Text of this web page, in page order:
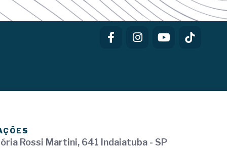
Rossi Martini, 641 Indaiatuba - SP